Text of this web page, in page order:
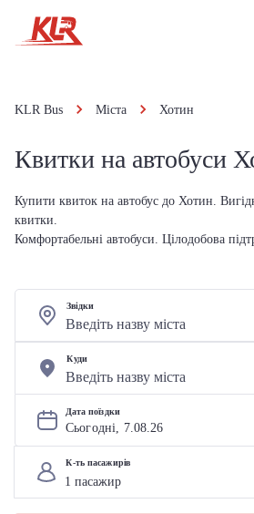
KLR Bus Міста Хотин
Квитки на автобуси
Купити квиток на автобус до Хотин.
квитки.
Комфортабельні автобуси. Цілодобова
Звідки
Куди
Дата поїздки
Сьогодні, 7.08.26
К-ть пасажирів